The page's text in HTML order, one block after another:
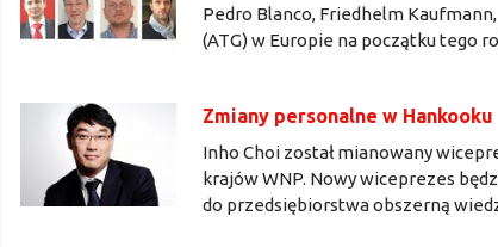
Pedro Blanco, Friedhelm
(ATG) w Europie na początku tego
Zmiany personalne w Hankooku
Inho Choi został mianowany
krajów WNP. Nowy wiceprezes
do przedsiębiorstwa obszerną